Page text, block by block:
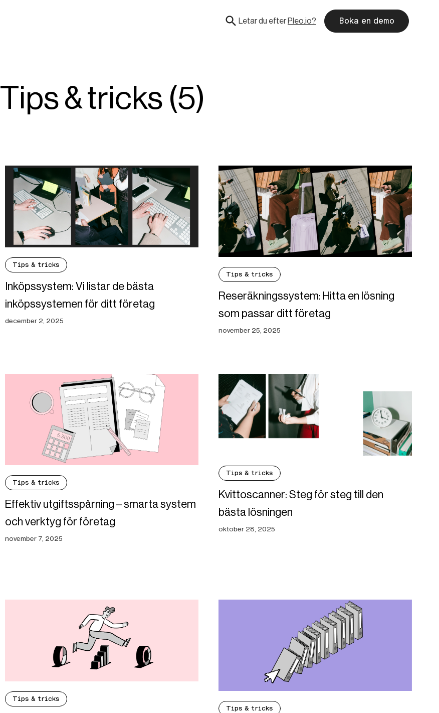
Letar du efterPleo.io? Boka en demo
Tips & tricks (5)
Tips & tricks
Inköpssystem: Vi listar de bästa
inköpssystemen för ditt företag
december 2, 2025
Tips & tricks
Reseräkningssystem: Hitta en lösning
som passar ditt företag
november 25, 2025
Tips & tricks
Effektiv utgiftsspårning – smarta system
och verktyg för företag
november 7, 2025
Tips & tricks
Kvittoscanner: Steg för steg till den
bästa lösningen
oktober 28, 2025
Tips & tricks
Tips & tricks